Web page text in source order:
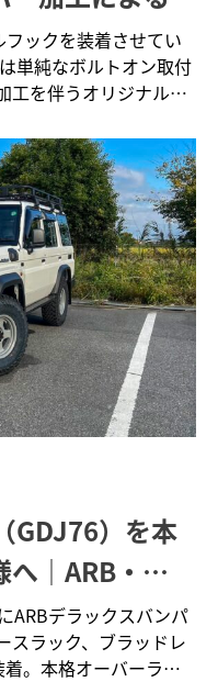
ックを装着させてい
単純なボルトオン取付
工を伴うオリジナル性
GDJ76）を本
｜ARB・
によるカスタ
ARBデラックスバンパ
スラック、ブラッドレ
。本格オーバーラン